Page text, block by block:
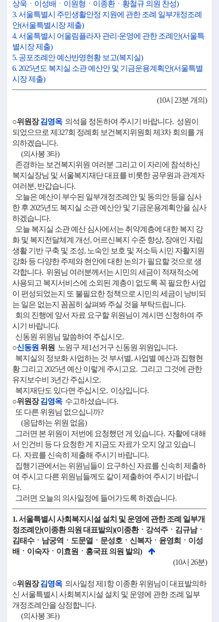
상욱ㆍ이성배ㆍ이원형ㆍ이종환ㆍ황철규 의원 찬성)
3. 서울특별시 주민생활안정 지원에 관한 조례 일부개정조례
안(서울특별시장 제출)
4. 서울특별시 어울림플라자 관리·운영에 관한 조례안(서울특
별시장 제출)
5. 공포조례안 예산반영현황 보고(복지실)
6. 2025년도 복지실 소관 예산안 및 기금운용계획안(서울특별
시장 제출)
(10시 23분 개의)
○위원장김영옥의석을 정돈하여 주시기 바랍니다. 성원이
되었으므로 제327회 정례회 보건복지위원회 제3차 회의를 개
의하겠습니다.
(의사봉 3타)
존경하는 보건복지위원 여러분 그리고 이 자리에 참석하신
복지실장님 및 서울복지재단 대표를 비롯한 공무원과 관계자
여러분, 반갑습니다.
오늘은 예산이 부수된 일부개정조례안 및 동의안 등을 심사
한 후 2025년도 복지실 소관 예산안 및 기금운용계획안을 심사
하겠습니다.
오늘 복지실 소관 예산 심사에서는 취약계층에 대한 복지 강
화 및 복지전달체계 개선, 어르신복지 수준 향상, 장애인 자립
생활 기반 구축 및 조성, 노숙인 보호 및 저소득 시민 자활지원
강화 등 다양한 주제와 현안에 대한 논의가 필요할 것으로 생
각합니다. 위원님 여러분께서는 시민의 세금이 적재적소에
사용되고 복지서비스에 소외된 계층이 없도록 꼭 필요한 사업
이 편성되었는지 또 불필요한 정책으로 시민의 세금이 낭비되
는 일은 없는지 꼼꼼히 살펴봐 주실 것을 부탁드립니다.
회의 진행에 앞서 자료 요구할 위원님이 계시면 신청하여 주
시기 바랍니다.
신동원 위원님 말씀하여 주십시오.
○신동원 위원
노원구 제1선거구 신동원 위원입니다.
복지실의 정보화 사업하는 것 부서별, 사업별 예산과 집행현
황 그리고 2025년 예산 이렇게 주시고요. 그리고 그것에 관한
유지보수비 3년간 주십시오.
복지재단도 있다면 주십시오. 이상입니다.
○위원장김영옥수고하셨습니다.
또 다른 위원님 없으십니까?
(응답하는 위원 없음)
그러면 본 위원이 저번에 요청했던 게 있습니다. 자활에 대해
서 인건비 등 다 요청한 게 지금도 자료가 오지 않고 있습니
다. 자료를 신속히 제출해 주시기 바랍니다.
집행기관에서는 위원님들이 요구하신 자료를 신속히 제출하
여 주시고 다른 위원님들께도 같이 제출하여 주시기 바랍니
다.
그러면 오늘의 의사일정에 들어가도록 하겠습니다.
1. 서울특별시 사회복지시설 설치 및 운영에 관한 조례 일부개
정조례안(이종환 의원 대표발의)(이종환ㆍ강석주ㆍ김규남ㆍ
김태수ㆍ남궁역ㆍ도문열ㆍ문성호ㆍ신복자ㆍ윤영희ㆍ이성
배ㆍ이숙자ㆍ이효원ㆍ홍국표 의원 발의)
(10시 26분)
○위원장김영옥의사일정 제1항 이종환 위원님이 대표발의하
신 서울특별시 사회복지시설 설치 및 운영에 관한 조례 일부
개정조례안을 상정합니다.
(의사봉 3타)